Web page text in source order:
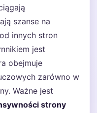
szanse na
innych stron
jest
obejmuje
zarówno w
Ważne jest
strony